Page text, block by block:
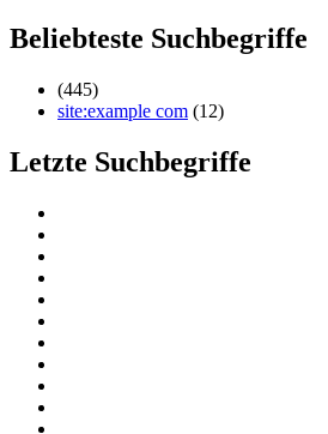
Beliebteste Suchbegriffe
(445)
site:example com (12)
Letzte Suchbegriffe